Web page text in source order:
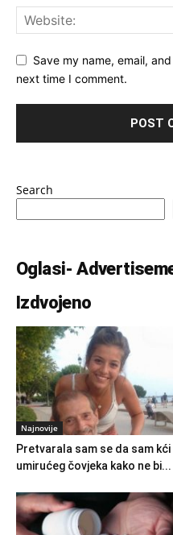
Save my name, email,
next time I comment.
Search
Oglasi-
Izdvojeno
Najnovije
Pretvarala sam se da sam kći
umirućeg čovjeka kako ne bi...